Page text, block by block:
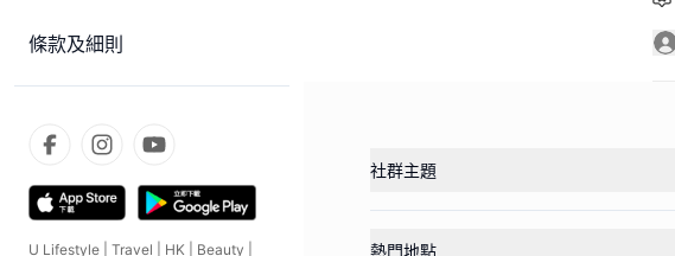
條款及細則
U Lifestyle Travel HK Beauty
社群主題
熱門地點